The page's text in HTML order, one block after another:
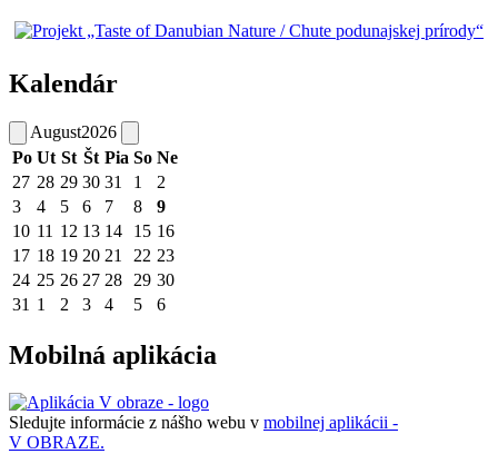
Kalendár
August2026
Po Ut St Št Pia So Ne
27 28 29 30 31 1
2
3
4 5 6 7 8
9
10 11 12 13 14 15 16
17 18 19 20 21 22 23
24 25 26 27 28 29 30
31 1 2 3 4 5 6
Mobilná aplikácia
Sledujte informácie z nášho webu v mobilnej aplikácii -
V OBRAZE.